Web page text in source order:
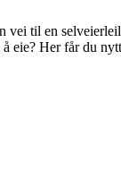
vei til en
eie? Her får du